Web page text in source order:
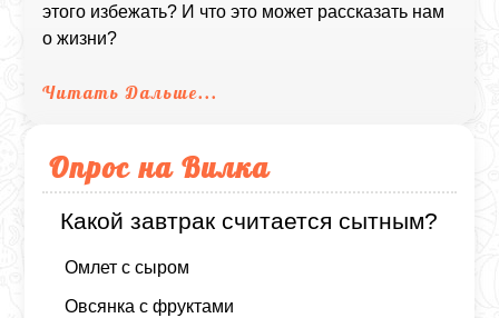
этого избежать? И что это может рассказать нам
о жизни?
Читать Дальше...
Опрос на Вилка
Какой завтрак считается сытным?
Омлет с сыром
Овсянка с фруктами